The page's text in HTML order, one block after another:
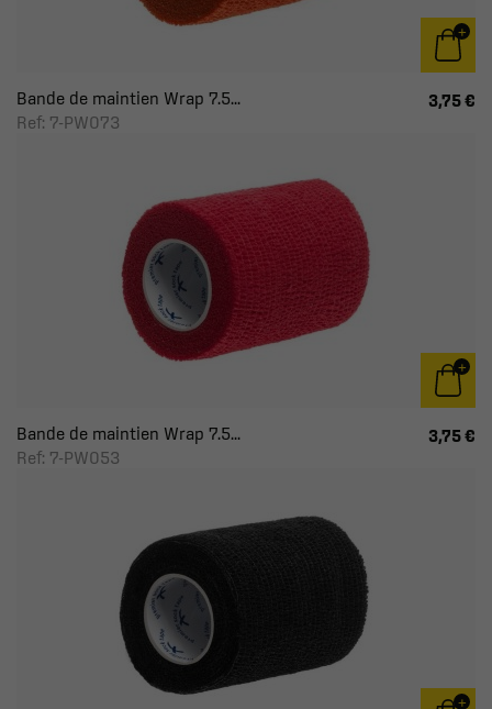
Bande de maintien Wrap 7.5...
Ref: 7-PW073
3,75 €
Bande de maintien Wrap 7.5...
Ref: 7-PW053
3,75 €